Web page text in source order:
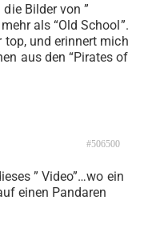
Bilder von ”
als “Old School”.
top, und erinnert mich
aus den “Pirates of
#506500
” Video”…wo ein
einen Pandaren